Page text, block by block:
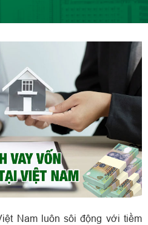
Nam luôn sôi động với tiềm